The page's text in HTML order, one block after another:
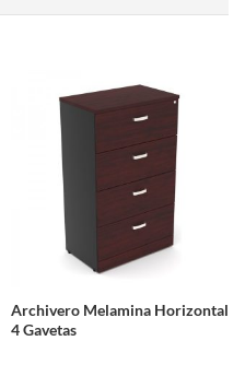
Archivero Melamina Horizontal
4 Gavetas